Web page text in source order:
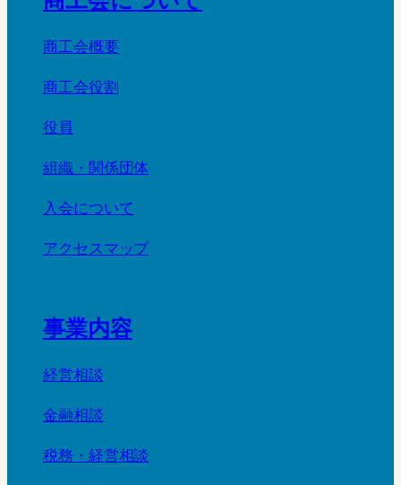
商工会概要
商工会役割
役員
組織・関係団体
入会について
アクセスマップ
事業内容
経営相談
金融相談
税務・経営相談